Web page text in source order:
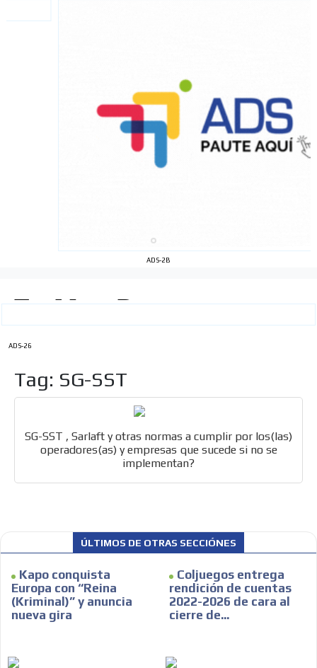
ADS-2B
ADS-26
Tag: SG-SST
SG-SST , Sarlaft y otras normas a cumplir por los(las)
operadores(as) y empresas que sucede si no se
implementan?
ÚLTIMOS DE OTRAS SECCIÓNES
Kapo conquista
Europa con “Reina
(Kriminal)” y anuncia
nueva gira
Coljuegos entrega
rendición de cuentas
2022-2026 de cara al
cierre de...